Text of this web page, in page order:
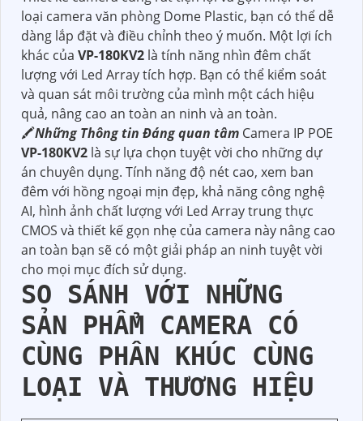
loại camera văn phòng Dome Plastic, bạn có thể dễ
dàng lắp đặt và điều chỉnh theo ý muốn. Một lợi ích
khác của VP-180KV2 là tính năng nhìn đêm chất
lượng với Led Array tích hợp. Bạn có thể kiểm soát
và quan sát môi trường của mình một cách hiệu
quả, nâng cao an toàn an ninh và an toàn.
🖍Những Thông tin Đáng quan tâm Camera IP POE
VP-180KV2 là sự lựa chọn tuyệt vời cho những dự
án chuyên dụng. Tính năng độ nét cao, xem ban
đêm với hồng ngoại mịn đẹp, khả năng công nghệ
AI, hình ảnh chất lượng với Led Array trung thực
CMOS và thiết kế gọn nhẹ của camera này nâng cao
an toàn bạn sẽ có một giải pháp an ninh tuyệt vời
cho mọi mục đích sử dụng.
SO SÁNH VỚI NHỮNG
SẢN PHẨM CAMERA CÓ
CÙNG PHÂN KHÚC CÙNG
LOẠI VÀ THƯƠNG HIỆU